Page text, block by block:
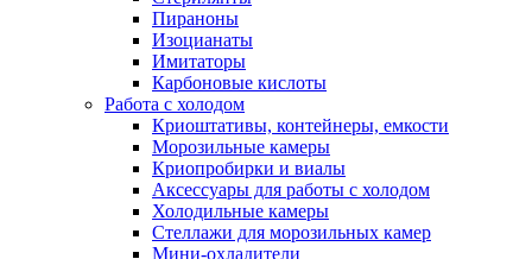
Пираноны
Изоцианаты
Имитаторы
Карбоновые кислоты
Работа с холодом
Криоштативы, контейнеры, емкости
Морозильные камеры
Криопробирки и виалы
Аксессуары для работы с холодом
Холодильные камеры
Стеллажи для морозильных камер
Мини-охладители